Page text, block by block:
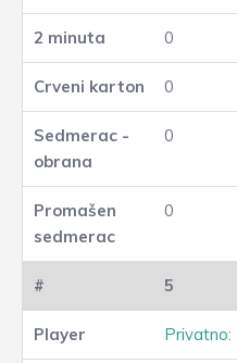
0
0
0
0
5
Privatno: